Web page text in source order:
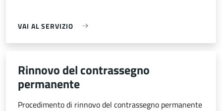
VAI AL SERVIZIO
Rinnovo del contrassegno
permanente
Procedimento di rinnovo del contrassegno permanente